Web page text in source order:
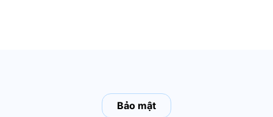
Bảo mật